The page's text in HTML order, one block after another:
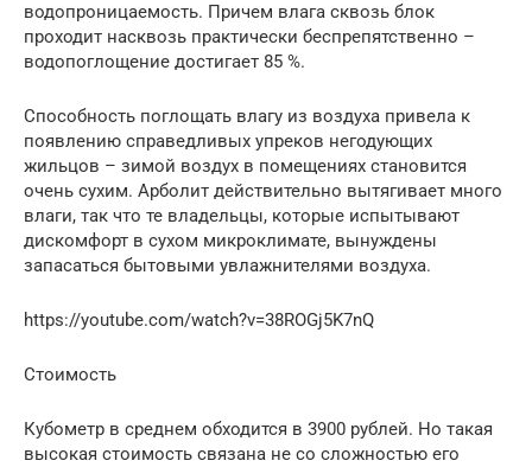
водопроницаемость. Причем влага сквозь блок
проходит насквозь практически беспрепятственно –
водопоглощение достигает 85 %.
Способность поглощать влагу из воздуха привела к
появлению справедливых упреков негодующих
жильцов – зимой воздух в помещениях становится
очень сухим. Арболит действительно вытягивает много
влаги, так что те владельцы, которые испытывают
дискомфорт в сухом микроклимате, вынуждены
запасаться бытовыми увлажнителями воздуха.
https://youtube.com/watch?v=38ROGj5K7nQ
Стоимость
Кубометр в среднем обходится в 3900 рублей. Но такая
высокая стоимость связана не со сложностью его